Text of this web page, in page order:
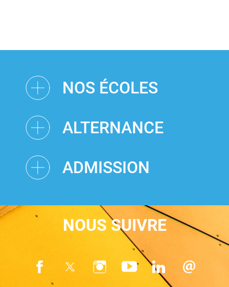
NOS ÉCOLES
ALTERNANCE
ADMISSION
NOUS SUIVRE